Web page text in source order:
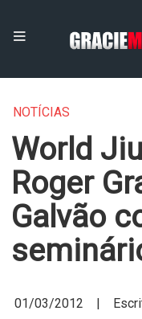
NOTÍCIAS
World
Roger
Galvão
01/03/2012 | Escrito